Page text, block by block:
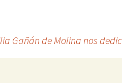
Gañán de Molina nos